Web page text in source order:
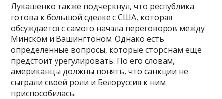
Лукашенко также подчеркнул, что республика
готова к большой сделке с США, которая
обсуждается с самого начала переговоров между
Минском и Вашингтоном. Однако есть
определенные вопросы, которые сторонам еще
предстоит урегулировать. По его словам,
американцы должны понять, что санкции не
сыграли своей роли и Белоруссия к ним
приспособилась.